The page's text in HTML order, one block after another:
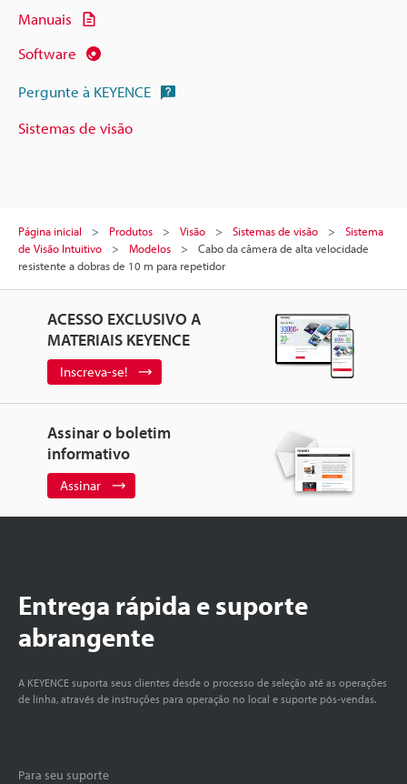
Manuais
Software
Pergunte à KEYENCE
Sistemas de visão
Página inicial Produtos Visão Sistemas de visão
Sistema
de Visão Intuitivo
Modelos
Cabo da câmera de alta velocidade
resistente a dobras de 10 m para repetidor
ACESSO EXCLUSIVO A
MATERIAIS KEYENCE
Inscreva-se!
Assinar o boletim
informativo
Assinar
Entrega rápida e suporte
abrangente
A KEYENCE suporta seus clientes desde o processo de seleção até as operações
de linha, através de instruções para operação no local e suporte pós-vendas.
Para seu suporte